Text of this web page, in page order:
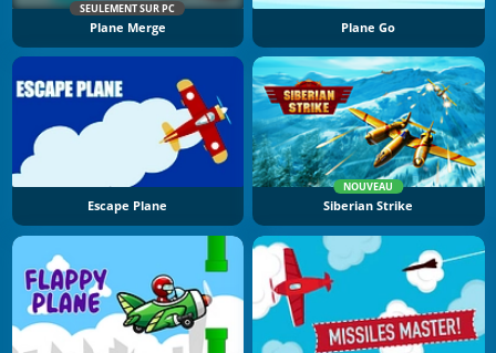
SEULEMENT SUR PC
Plane Merge Plane Go
Escape Plane
NOUVEAU
Siberian Strike